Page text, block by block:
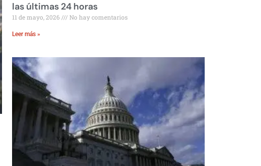
las últimas 24 horas
11 de mayo, 2026 No hay comentarios
Leer más »